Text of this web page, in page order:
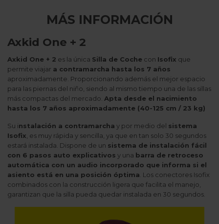
MÁS INFORMACIÓN
Axkid One + 2
Axkid One + 2 es la única Silla de Coche con Isofix que
permite viajar a contramarcha hasta los 7 años
aproximadamente. Proporcionando además el mejor espacio
para las piernas del niño, siendo al mismo tiempo una de las sillas
más compactas del mercado. Apta desde el nacimiento
hasta los 7 años aproximadamente (40-125 cm / 23 kg)
Su instalación a contramarcha y por medio del sistema
Isofix , es muy rápida y sencilla, ya que en tan solo 30 segundos
estará instalada. Dispone de un sistema de instalación fácil
con 6 pasos auto explicativos y una barra de retroceso
automática con un audio incorporado que informa si el
asiento está en una posición óptima . Los conectores Isofix
combinados con la construcción ligera que facilita el manejo,
garantizan que la silla pueda quedar instalada en 30 segundos.